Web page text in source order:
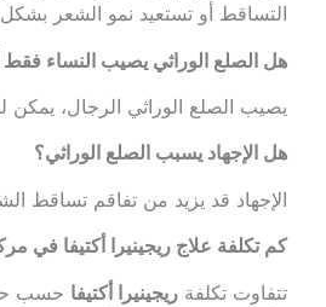
التساقط أو تستعيد نمو الشعر بشكل
هل الصلع الوراثي يصيب النساء فقط
يصيب الصلع الوراثي الرجال، يمكن
هل الإجهاد يسبب الصلع الوراثي؟
الإجهاد قد يزيد من تفاقم تساقط
كم تكلفة علاج ريجينيرا أكتيفا في
تتفاوت تكلفة ريجينيرا أكتيفا حسب